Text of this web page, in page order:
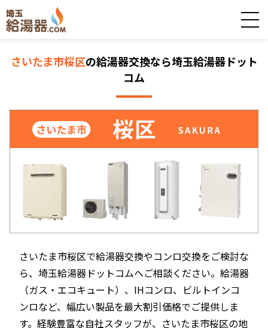
さいたま市桜区の給湯器交換なら埼玉給湯器ドット
コム
さいたま市桜区で給湯器交換やコンロ交換をご検討な
ら、埼玉給湯器ドットコムへご相談ください。給湯器
（ガス・エコキュート）、IHコンロ、ビルトインコ
ンロなど、幅広い製品を最大割引価格でご提供しま
す。経験豊富な自社スタッフが、さいたま市桜区の地